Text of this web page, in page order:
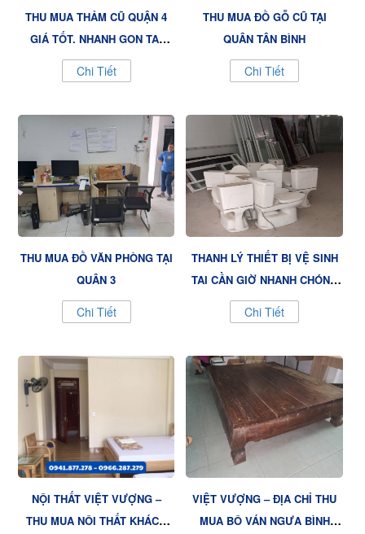
THU MUA THẢM CŨ QUẬN 4
GIÁ TỐT, NHANH GỌN TẠI
NỘI THẤT VIỆT VƯỢNG
Chi Tiết
THU MUA ĐỒ GỖ CŨ TẠI
QUẬN TÂN BÌNH
Chi Tiết
THU MUA ĐỒ VĂN PHÒNG TẠI
QUẬN 3
Chi Tiết
THANH LÝ THIẾT BỊ VỆ SINH
TẠI CẦN GIỜ NHANH CHÓNG
UY TÍN
Chi Tiết
NỘI THẤT VIỆT VƯỢNG –
THU MUA NỘI THẤT KHÁCH
VIỆT VƯỢNG – ĐỊA CHỈ THU
MUA BỘ VÁN NGỰA BÌNH